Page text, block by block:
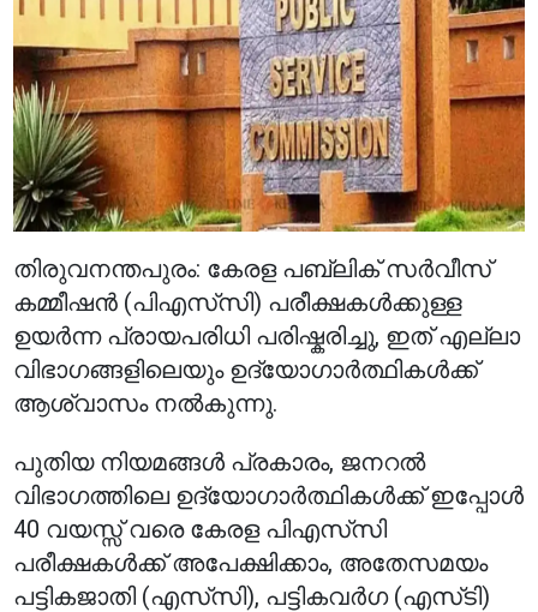
തിരുവനന്തപുരം: കേരള പബ്ലിക് സർവീസ്
കമ്മീഷൻ (പി‌എസ്‌സി) പരീക്ഷകൾക്കുള്ള
ഉയർന്ന പ്രായപരിധി പരിഷ്കരിച്ചു, ഇത് എല്ലാ
വിഭാഗങ്ങളിലെയും ഉദ്യോഗാർത്ഥികൾക്ക്
ആശ്വാസം നൽകുന്നു.
പുതിയ നിയമങ്ങൾ പ്രകാരം, ജനറൽ
വിഭാഗത്തിലെ ഉദ്യോഗാർത്ഥികൾക്ക് ഇപ്പോൾ
40 വയസ്സ് വരെ കേരള പി‌എസ്‌സി
പരീക്ഷകൾക്ക് അപേക്ഷിക്കാം, അതേസമയം
പട്ടികജാതി (എസ്‌സി), പട്ടികവർഗ (എസ്‌ടി)